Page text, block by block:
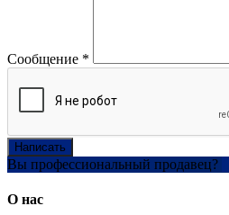
Сообщение *
Написать
Вы профессиональный продавец?
О нас